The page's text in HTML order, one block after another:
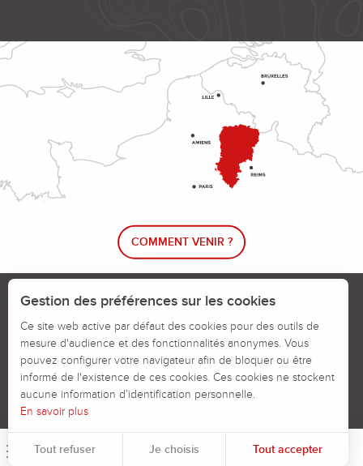
Menu
COMMENT VENIR ?
Le blog rando !
Calendrier des jours chassés
Signaler un problème sur un parcours
Politiques des Cookies Mentions légales
Gestion des préférences sur les cookies
Ce site web active par défaut des cookies pour des outils de
mesure d'audience et des fonctionnalités anonymes. Vous
pouvez configurer votre navigateur afin de bloquer ou être
informé de l'existence de ces cookies. Ces cookies ne stockent
aucune information d’identification personnelle.
En savoir plus
Tout refuser Je choisis Tout accepter